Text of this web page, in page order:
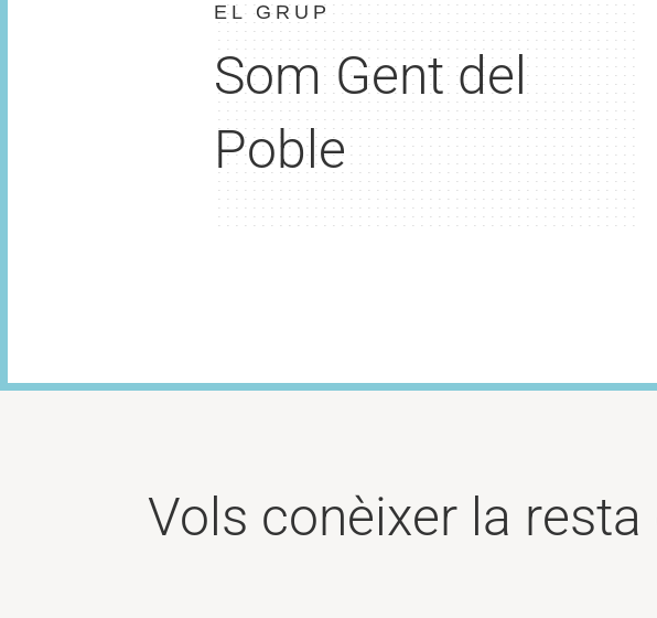
EL GRUP
Som Gent del
Poble
Vols conèixer la resta